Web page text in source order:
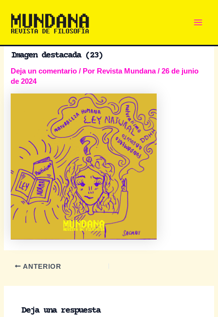
al
contenido
Imagen destacada (23)
Deja un comentario / Por Revista Mundana/26 de junio
de 2024
Navegación
entradas
ANTERIOR
Deja una respuesta